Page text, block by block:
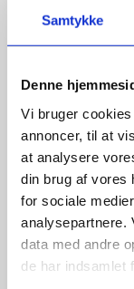
Samtykke
Denne
Vi bruger
annoncer, til at
at analysere
din brug af vores
for sociale
analysepartnere.
data med andre
de har indsamlet
For